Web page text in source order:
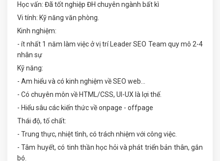
Học vấn: Đã tốt nghiệp ĐH chuyên ngành bất kì
Vi tính: Kỹ năng văn phòng.
Kinh nghiệm:
- ít nhất 1 năm làm việc ở vị trí Leader SEO Team quy mô 2-4
nhân sự
Kỹ năng:
- Am hiểu và có kinh nghiệm về SEO web...
- Có chuyên môn về HTML/CSS, UI-UX là lợi thế.
- Hiểu sâu các kiến thức về onpage - offpage
Thái độ, tố chất:
- Trung thực, nhiệt tình, có trách nhiệm với công việc.
- Tâm huyết, có tinh thần học hỏi và phát triển bản thân, gắn
bó.